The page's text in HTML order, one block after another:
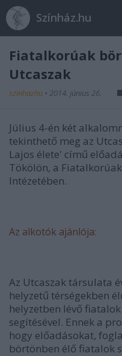
Színház.hu
Fiatalkorúak
Utcaszak
szinhazhu • 2014. június 26.
Július 4-én két
tekinthető meg az
Lajos élete' című
Tökölön, a
Intézetében.
Az alkotók ajánlója:
Az Utcaszak társulata
helyzetű térségekben
helyzetben lévő
segítésével. Ennek a
hogy előadásokat,
börtönben élő fiatalok